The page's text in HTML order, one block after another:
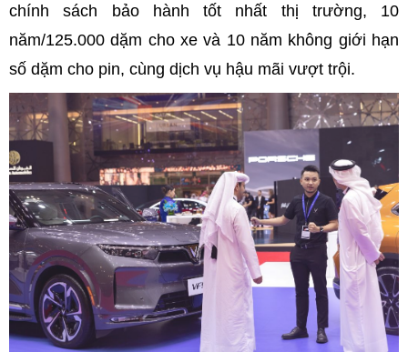
chính sách bảo hành tốt nhất thị trường, 10
năm/125.000 dặm cho xe và 10 năm không giới hạn
số dặm cho pin, cùng dịch vụ hậu mãi vượt trội.